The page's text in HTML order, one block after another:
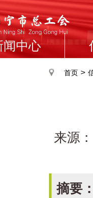
闻中心
首页 >
来源：
摘要